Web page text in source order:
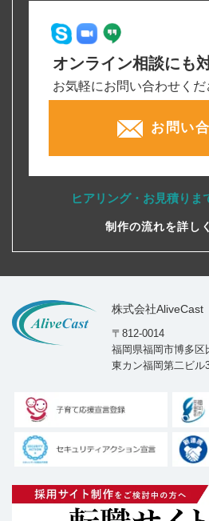
オンライン相談にも
お気軽にお問い合わせくだ
お問い
ヒアリング・お見積りま
制作の流れを詳し
株式会社AliveCast
〒812-0014
福岡県福岡市博多区
東カン福岡第二ビル